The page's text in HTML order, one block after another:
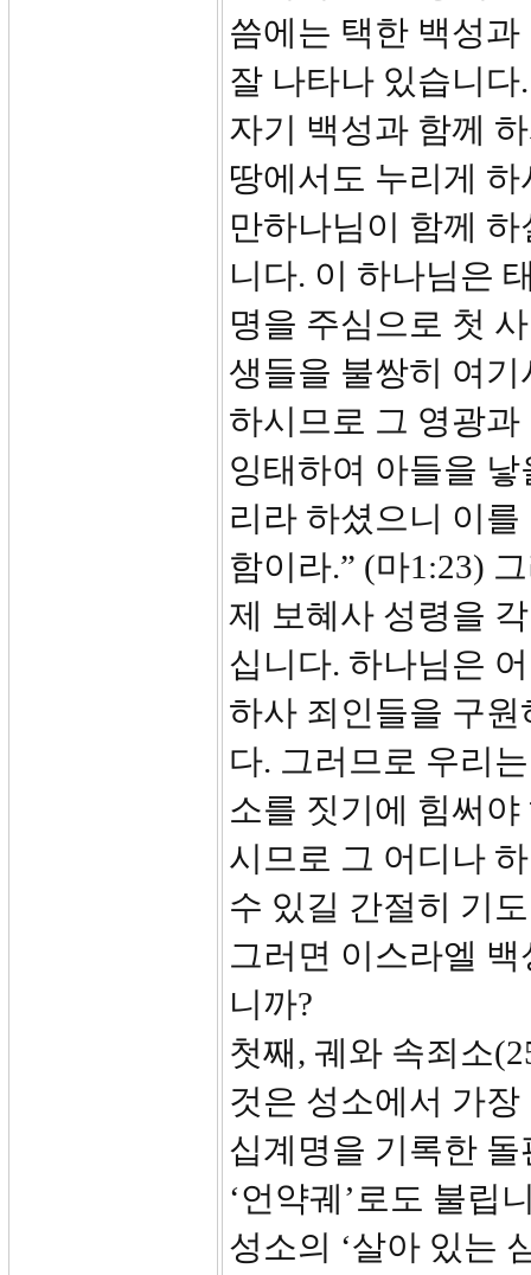
씀에는 택한 백성
잘 나타나 있습니
자기 백성과 함께
땅에서도 누리게
만하나님이 함께
니다. 이 하나님은
명을 주심으로 첫
생들을 불쌍히 여
하시므로 그 영광
잉태하여 아들을
리라 하셨으니 이
함이라.” (마1:23)
제 보혜사 성령을
십니다. 하나님은
하사 죄인들을 구
다. 그러므로 우리
소를 짓기에 힘써
시므로 그 어디나
수 있길 간절히 기
그러면 이스라엘
니까?
첫째, 궤와 속죄소
것은 성소에서 가
십계명을 기록한 돌
‘언약궤’로도 불립
성소의 ‘살아 있는